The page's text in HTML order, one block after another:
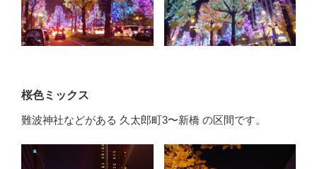
桜色ミックス
難波神社などがある 久太郎町3〜新橋 の区間です。